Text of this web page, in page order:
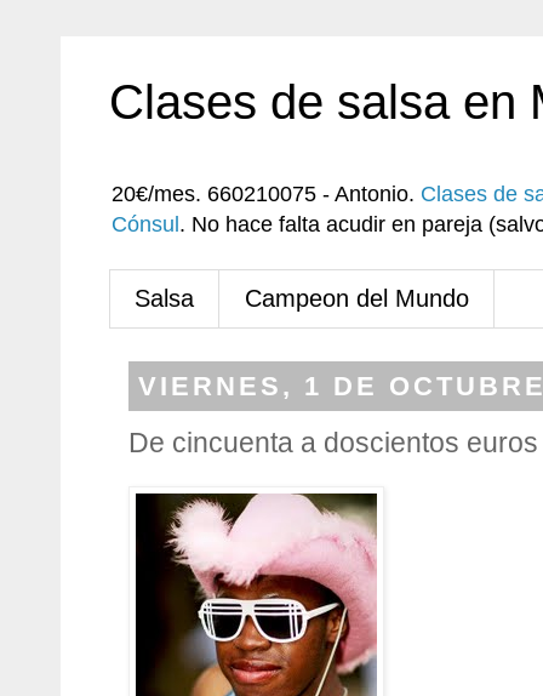
Clases de salsa en
20€/mes. 660210075 - Antonio. Clases de
Cónsul . No hace falta acudir en pareja
Salsa Campeon del Mundo
VIERNES, 1 DE
De cincuenta a doscientos euros